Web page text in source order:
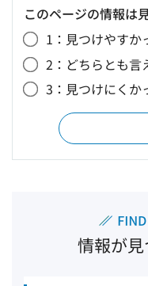
このページの情報は
1：見つけやすか
2：どちらとも言
3：見つけにくか
情報が